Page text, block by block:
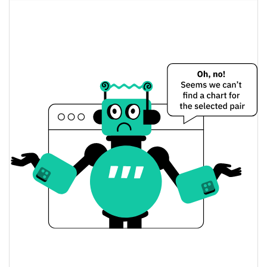
$0.0010183118
Abertura / Fecho de
Ontem
$0.001018296 /
$0.0010183118
A mudança de ontem
Volume de ontem $9.8786648
Histórico do preço do Superclaw